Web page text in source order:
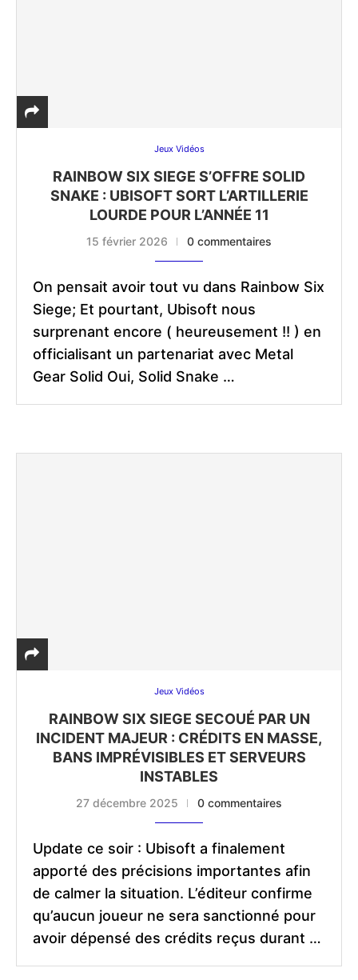
Jeux Vidéos
RAINBOW SIX SIEGE S’OFFRE SOLID
SNAKE : UBISOFT SORT L’ARTILLERIE
LOURDE POUR L’ANNÉE 11
15 février 2026 0 commentaires
On pensait avoir tout vu dans Rainbow Six
Siege; Et pourtant, Ubisoft nous
surprenant encore ( heureusement !! ) en
officialisant un partenariat avec Metal
Gear Solid Oui, Solid Snake …
Jeux Vidéos
RAINBOW SIX SIEGE SECOUÉ PAR UN
INCIDENT MAJEUR : CRÉDITS EN MASSE,
BANS IMPRÉVISIBLES ET SERVEURS
INSTABLES
27 décembre 2025 0 commentaires
Update ce soir : Ubisoft a finalement
apporté des précisions importantes afin
de calmer la situation. L’éditeur confirme
qu’aucun joueur ne sera sanctionné pour
avoir dépensé des crédits reçus durant …